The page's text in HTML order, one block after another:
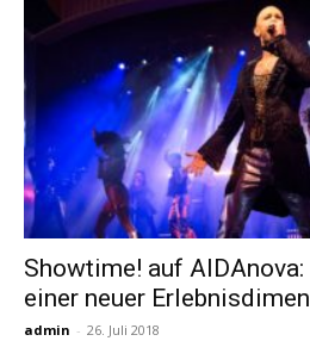
Showtime! auf
einer neuer
admin - 26. Juli 2018